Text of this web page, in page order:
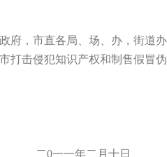
府，市直各局、场、办，街道
击侵犯知识产权和制售假冒伪
年二月十日